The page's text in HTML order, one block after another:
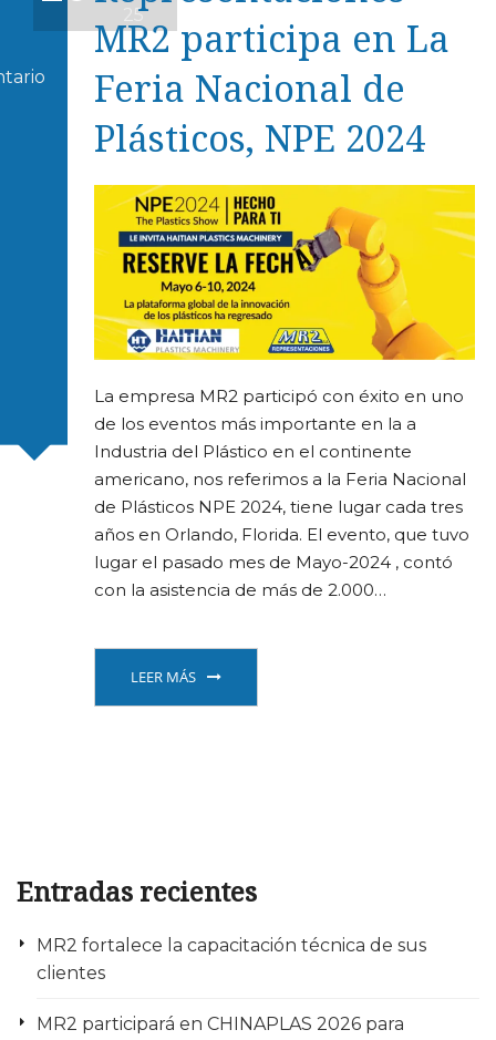
25
MR2 participa en La
Feria Nacional de
Plásticos, NPE 2024
La empresa MR2 participó con éxito en uno
de los eventos más importante en la a
Industria del Plástico en el continente
americano, nos referimos a la Feria Nacional
de Plásticos NPE 2024, tiene lugar cada tres
años en Orlando, Florida. El evento, que tuvo
lugar el pasado mes de Mayo-2024 , contó
con la asistencia de más de 2.000…
LEER MÁS
Entradas recientes
MR2 fortalece la capacitación técnica de sus
clientes
MR2 participará en CHINAPLAS 2026 para